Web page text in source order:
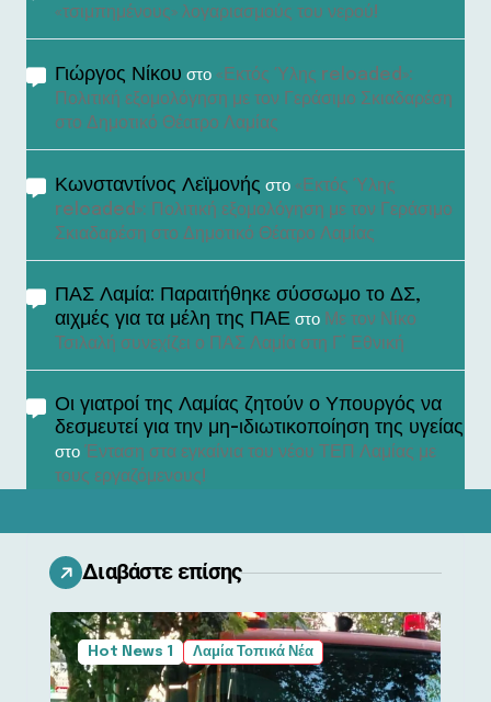
«τσιμπημένους» λογαριασμούς του νερού!
Γιώργος Νίκου στο «Εκτός Ύλης reloaded»:
Πολιτική εξομολόγηση με τον Γεράσιμο Σκιαδαρέση
στο Δημοτικό Θέατρο Λαμίας
Κωνσταντίνος Λεϊμονής στο «Εκτός Ύλης
reloaded»: Πολιτική εξομολόγηση με τον Γεράσιμο
Σκιαδαρέση στο Δημοτικό Θέατρο Λαμίας
ΠΑΣ Λαμία: Παραιτήθηκε σύσσωμο το ΔΣ,
αιχμές για τα μέλη της ΠΑΕ στο Με τον Νίκο
Τσιλαλή συνεχίζει ο ΠΑΣ Λαμία στη Γ’ Εθνική
Οι γιατροί της Λαμίας ζητούν ο Υπουργός να
δεσμευτεί για την μη-ιδιωτικοποίηση της υγείας
στο Ένταση στα εγκαίνια του νέου ΤΕΠ Λαμίας με
τους εργαζόμενους!
Διαβάστε επίσης
Hot News 1 Λαμία Τοπικά Νέα